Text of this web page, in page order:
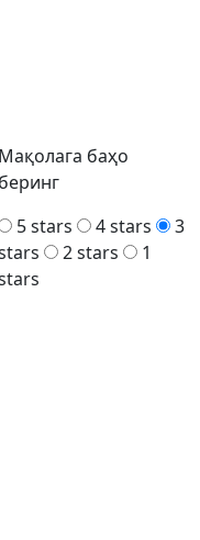
Мақолага баҳо
беринг
5 stars
4 stars
3
2 stars
1